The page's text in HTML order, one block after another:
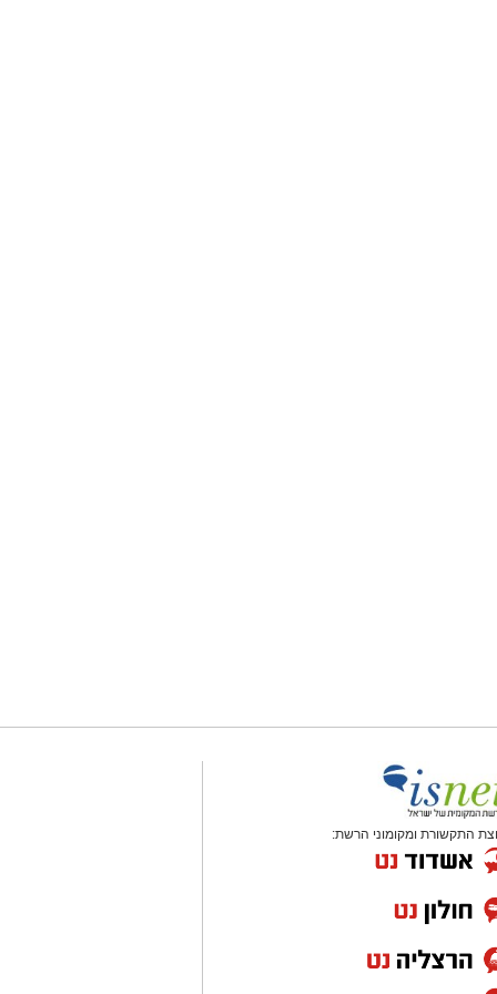
התקשורת ומקומוני הרשת: